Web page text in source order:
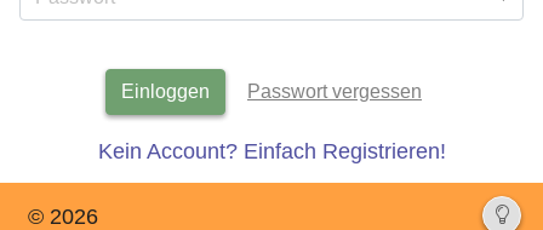
Englisch
Einloggen Passwort vergessen
Kein Account? Einfach Registrieren!
© 2026